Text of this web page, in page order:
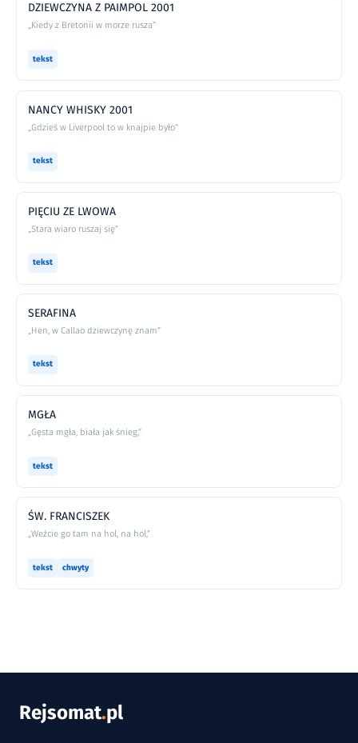
DZIEWCZYNA Z PAIMPOL 2001
„Kiedy z Bretonii w morze rusza”
tekst
NANCY WHISKY 2001
„Gdzieś w Liverpool to w knajpie było”
tekst
PIĘCIU ZE LWOWA
„Stara wiaro ruszaj się”
tekst
SERAFINA
„Hen, w Callao dziewczynę znam”
tekst
MGŁA
„Gęsta mgła, biała jak śnieg,”
tekst
ŚW. FRANCISZEK
„Weźcie go tam na hol, na hol,”
tekst chwyty
Rejsomat.pl